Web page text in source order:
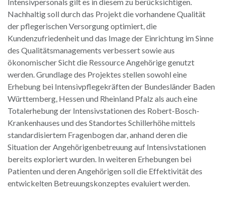
Nachhaltig soll durch das Projekt die vorhandene Qualität
der pflegerischen Versorgung optimiert, die
Kundenzufriedenheit und das Image der Einrichtung im Sinne
des Qualitätsmanagements verbessert sowie aus
ökonomischer Sicht die Ressource Angehörige genutzt
werden. Grundlage des Projektes stellen sowohl eine
Erhebung bei Intensivpflegekräften der Bundesländer Baden
Württemberg, Hessen und Rheinland Pfalz als auch eine
Totalerhebung der Intensivstationen des Robert-Bosch-
Krankenhauses und des Standortes Schillerhöhe mittels
standardisiertem Fragenbogen dar, anhand deren die
Situation der Angehörigenbetreuung auf Intensivstationen
bereits exploriert wurden. In weiteren Erhebungen bei
Patienten und deren Angehörigen soll die Effektivität des
entwickelten Betreuungskonzeptes evaluiert werden.